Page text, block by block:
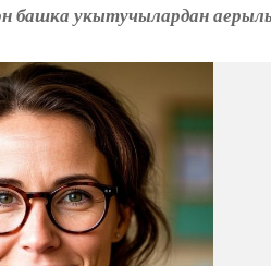
башка укытучылардан